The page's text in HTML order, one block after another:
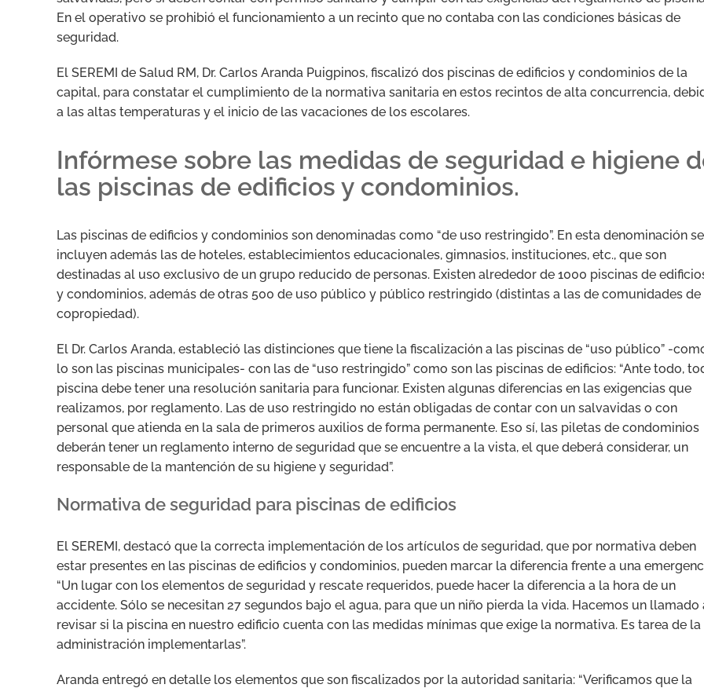
En el operativo se prohibió el funcionamiento a un recinto que no contaba con las condiciones básicas de
seguridad.
El SEREMI de Salud RM, Dr. Carlos Aranda Puigpinos, fiscalizó dos piscinas de edificios y condominios de la
capital, para constatar el cumplimiento de la normativa sanitaria en estos recintos de alta concurrencia,
a las altas temperaturas y el inicio de las vacaciones de los escolares.
Infórmese sobre las medidas de seguridad e higiene
las piscinas de edificios y condominios.
Las piscinas de edificios y condominios son denominadas como “de uso restringido”. En esta denominación se
incluyen además las de hoteles, establecimientos educacionales, gimnasios, instituciones, etc., que son
destinadas al uso exclusivo de un grupo reducido de personas. Existen alrededor de 1000 piscinas de
y condominios, además de otras 500 de uso público y público restringido (distintas a las de comunidades de
copropiedad).
El Dr. Carlos Aranda, estableció las distinciones que tiene la fiscalización a las piscinas de “uso público” -
lo son las piscinas municipales- con las de “uso restringido” como son las piscinas de edificios: “Ante todo,
piscina debe tener una resolución sanitaria para funcionar. Existen algunas diferencias en las exigencias que
realizamos, por reglamento. Las de uso restringido no están obligadas de contar con un salvavidas o con
personal que atienda en la sala de primeros auxilios de forma permanente. Eso sí, las piletas de condominios
deberán tener un reglamento interno de seguridad que se encuentre a la vista, el que deberá considerar, un
responsable de la mantención de su higiene y seguridad”.
Normativa de seguridad para piscinas de edificios
El SEREMI, destacó que la correcta implementación de los artículos de seguridad, que por normativa deben
estar presentes en las piscinas de edificios y condominios, pueden marcar la diferencia frente a una
“Un lugar con los elementos de seguridad y rescate requeridos, puede hacer la diferencia a la hora de un
accidente. Sólo se necesitan 27 segundos bajo el agua, para que un niño pierda la vida. Hacemos un llamado
revisar si la piscina en nuestro edificio cuenta con las medidas mínimas que exige la normativa. Es tarea de la
administración implementarlas”.
Aranda entregó en detalle los elementos que son fiscalizados por la autoridad sanitaria: “Verificamos que la